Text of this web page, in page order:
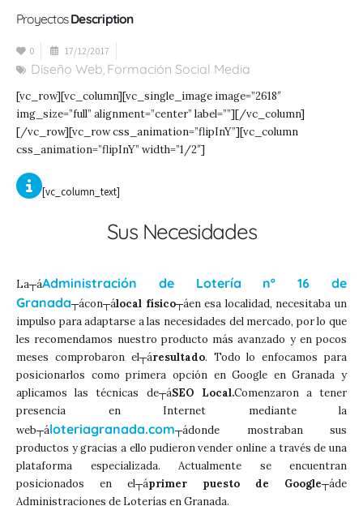
ProyectosDescription
0 17/12/2017
Diseño Web, Formación Social Media
[vc_row][vc_column][vc_single_image image=”2618″
img_size=”full” alignment=”center” label=””][/vc_column]
[/vc_row][vc_row css_animation=”flipInY”][vc_column
css_animation=”flipInY” width=”1/2″]
[vc_column_text]
Sus Necesidades
La┬áAdministración de Lotería nº 16 de
Granada┬ácon┬álocal físico┬áen esa localidad, necesitaba un
impulso para adaptarse a las necesidades del mercado, por lo que
les recomendamos nuestro producto más avanzado y en pocos
meses comprobaron el┬áresultado. Todo lo enfocamos para
posicionarlos como primera opción en Google en Granada y
aplicamos las técnicas de┬áSEO Local.Comenzaron a tener
presencia en Internet mediante la
web┬áloteriagranada.com┬ádonde mostraban sus
productos y gracias a ello pudieron vender online a través de una
plataforma especializada. Actualmente se encuentran
posicionados en el┬áprimer puesto de Google┬áde
Administraciones de Loterías en Granada.